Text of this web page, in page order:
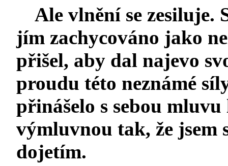
Ale vlnění se zesiluje.
jím zachycováno jako
přišel, aby dal najevo
proudu této neznámé
přinášelo s sebou mluvu
výmluvnou tak, že jsem
dojetím.